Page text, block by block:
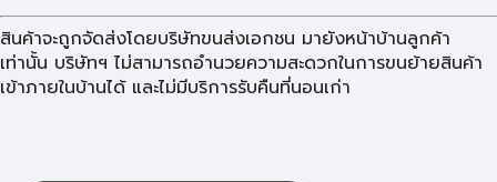
สินค้าจะถูกจัดส่งโดยบริษัทขนส่งเอกชน มายังหน้าบ้านลูกค้า
เท่านั้น บริษัทฯ ไม่สามารถอำนวยความสะดวกในการขนย้ายสินค้า
เข้าภายในบ้านได้ และไม่มีบริการรับคืนที่นอนเก่า